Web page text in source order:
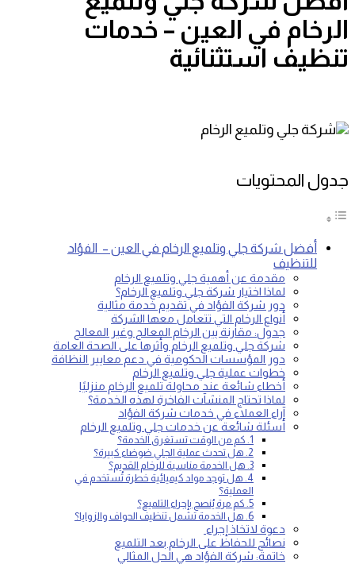
الرخام في العين – خدمات
تنظيف استثنائية
جدول المحتويات
أفضل شركة جلي وتلميع الرخام في العين – الفؤاد
للتنظيف
مقدمة عن أهمية جلي وتلميع الرخام
لماذا اختيار شركة جلي وتلميع الرخام؟
دور شركة الفؤاد في تقديم خدمة مثالية
أنواع الرخام التي تتعامل معها الشركة
جدول: مقارنة بين الرخام المعالج وغير المعالج
شركة جلي وتلميع الرخام وأثرها على الصحة العامة
دور المؤسسات الحكومية في دعم معايير النظافة
خطوات عملية جلي وتلميع الرخام
أخطاء شائعة عند محاولة تلميع الرخام منزليًا
لماذا تحتاج المنشآت الفاخرة لهذه الخدمة؟
آراء العملاء في خدمات شركة الفؤاد
أسئلة شائعة عن خدمات جلي وتلميع الرخام
1. كم من الوقت تستغرق الخدمة؟
2. هل تحدث عملية الجلي ضوضاء كبيرة؟
3. هل الخدمة مناسبة للرخام القديم؟
4. هل توجد مواد كيميائية خطرة تُستخدم في
العملية؟
5. كم مرة يُنصح بإجراء التلميع؟
6. هل الخدمة تشمل تنظيف الحواف والزوايا؟
دعوة لاتخاذ إجراء
نصائح للحفاظ على الرخام بعد التلميع
خاتمة: شركة الفؤاد هي الحل المثالي